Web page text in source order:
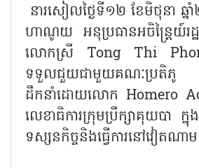
នារសៀលថ្ងៃទី១២ ខែមិថុនា ឆ្
ហាណូយ អនុប្រធានអចិន្ត្រៃយ៍រ
លោកស្រី Tong Thi
ទទួលជួយជាមួយគណៈប្រតិភូ
ដឹកនាំដោយលោក Homero
លេខាធិការក្រុមប្រឹក្សាគុយបា
ទស្សនកិច្ចនិងធ្វើការនៅវៀតណា